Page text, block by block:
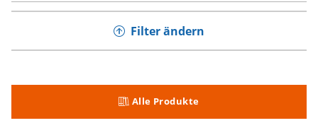
Filter ändern
Alle Produkte